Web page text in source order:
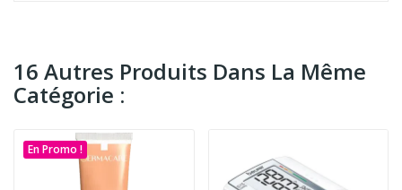
16 Autres Produits Dans La Même
Catégorie :
En Promo !